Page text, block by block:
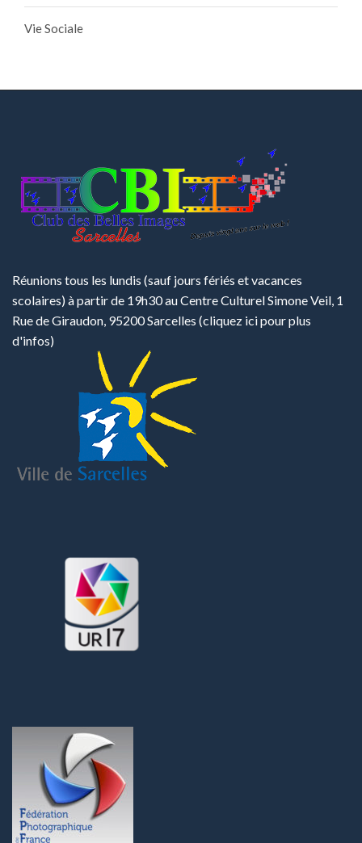
Vie Sociale
Réunions tous les lundis (sauf jours fériés et vacances
scolaires) à partir de 19h30 au Centre Culturel Simone Veil, 1
Rue de Giraudon, 95200 Sarcelles (cliquez ici pour plus
d'infos)